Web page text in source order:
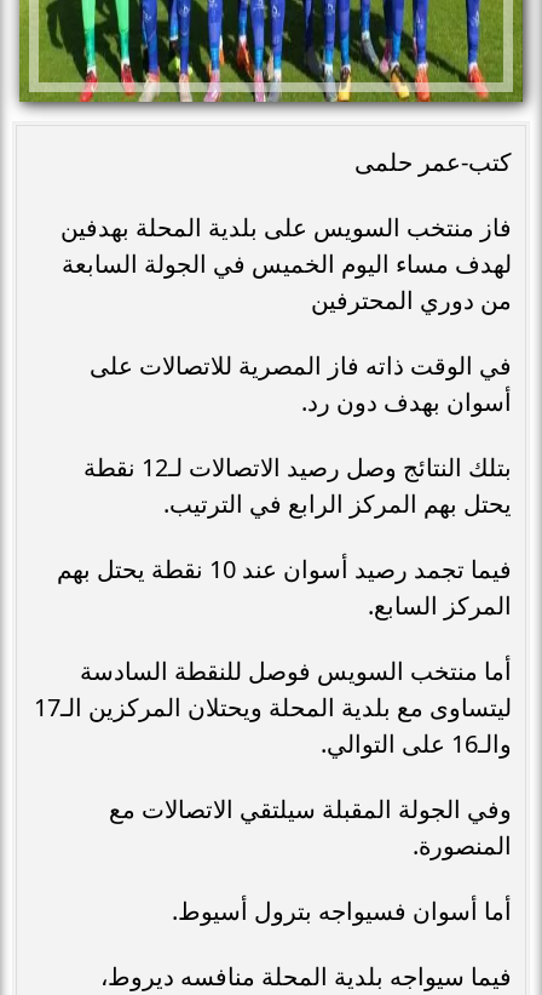
كتب-عمر حلمى
فاز منتخب السويس على بلدية المحلة بهدفين
لهدف مساء اليوم الخميس في الجولة السابعة
من دوري المحترفين
في الوقت ذاته فاز المصرية للاتصالات على
أسوان بهدف دون رد.
بتلك النتائج وصل رصيد الاتصالات لـ12 نقطة
يحتل بهم المركز الرابع في الترتيب.
فيما تجمد رصيد أسوان عند 10 نقطة يحتل بهم
المركز السابع.
أما منتخب السويس فوصل للنقطة السادسة
ليتساوى مع بلدية المحلة ويحتلان المركزين الـ17
والـ16 على التوالي.
وفي الجولة المقبلة سيلتقي الاتصالات مع
المنصورة.
أما أسوان فسيواجه بترول أسيوط.
فيما سيواجه بلدية المحلة منافسه ديروط،